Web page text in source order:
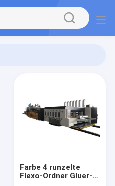
Farbe 4 runzelte
Flexo-Ordner Gluer-